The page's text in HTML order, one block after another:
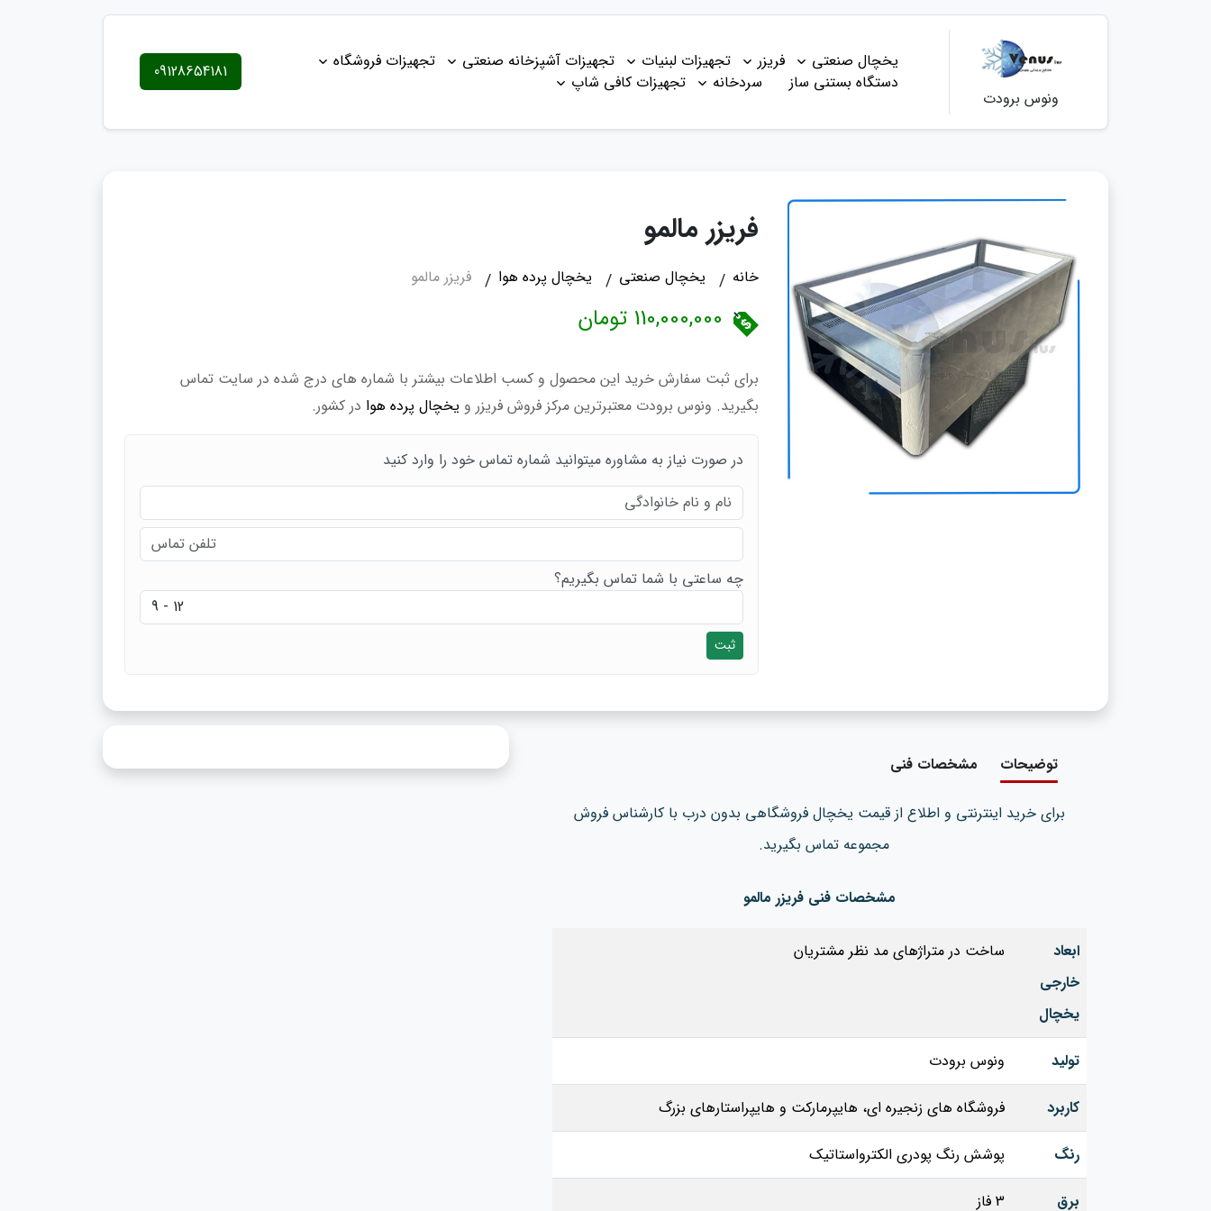
ونوس برودت
یخچال صنعتی فریزر تجهیزات لبنیات تجهیزات آشپزخانه صنعتی
تجهیزات فروشگاه
دستگاه بستنی ساز
سردخانه تجهیزات کافی شاپ 09128654181
فریزر مالمو
خانه یخچال صنعتی یخچال پرده هوا فریزر مالمو
110,000,000 تومان
برای ثبت سفارش خرید این محصول و کسب اطلاعات بیشتر با شماره های درج شده در سایت تماس
بگیرید. ونوس برودت معتبرترین مرکز فروش فریزر و یخچال پرده هوا در کشور.
در صورت نیاز به مشاوره میتوانید شماره تماس خود را وارد کنید
چه ساعتی با شما تماس بگیریم؟
ثبت
توضیحات مشخصات فنی
برای خرید اینترنتی و اطلاع از قیمت یخچال فروشگاهی بدون درب با کارشناس فروش
مجموعه تماس بگیرید.
مشخصات فنی فریزر مالمو
ابعاد
خارجی
یخچال
ساخت در متراژهای مد نظر مشتریان
تولید ونوس برودت
کاربرد فروشگاه های زنجیره ای، هایپرمارکت و هایپراستارهای بزرگ
رنگ پوشش رنگ پودری الکترواستاتیک
برق 3 فاز